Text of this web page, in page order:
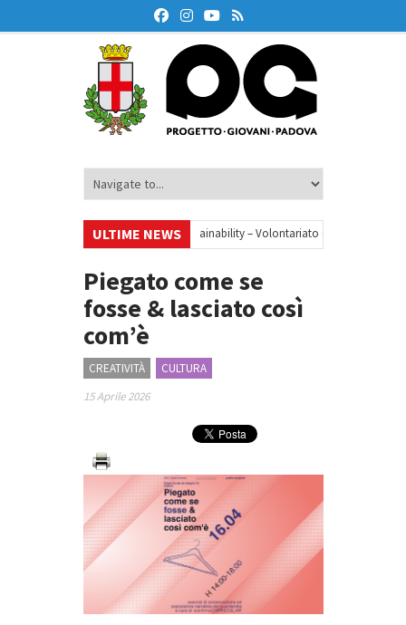
ULTIME NEWS
Your small steps towards sustainability – Volontariato europeo a Padova
• Oxford Debate Lab – Borse di studio 2026/27
Piegato come se
fosse & lasciato così
com’è
CREATIVITÀ
CULTURA
15 Aprile 2026